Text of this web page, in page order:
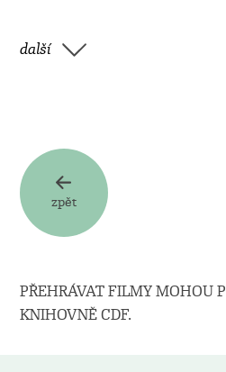
další
zpět
PŘEHRÁVAT FILMY MOHOU
KNIHOVNĚ CDF.